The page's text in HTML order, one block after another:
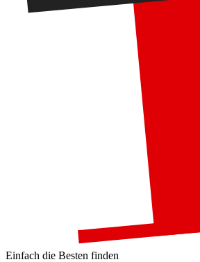
Einfach die Besten finden